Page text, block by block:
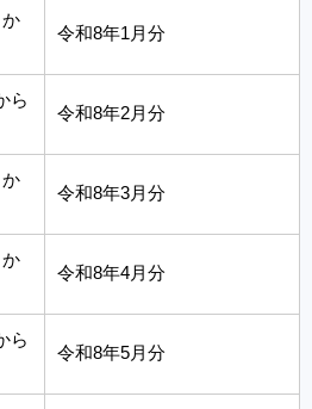
令和8年1月分
ら
令和8年2月分
令和8年3月分
令和8年4月分
ら
令和8年5月分